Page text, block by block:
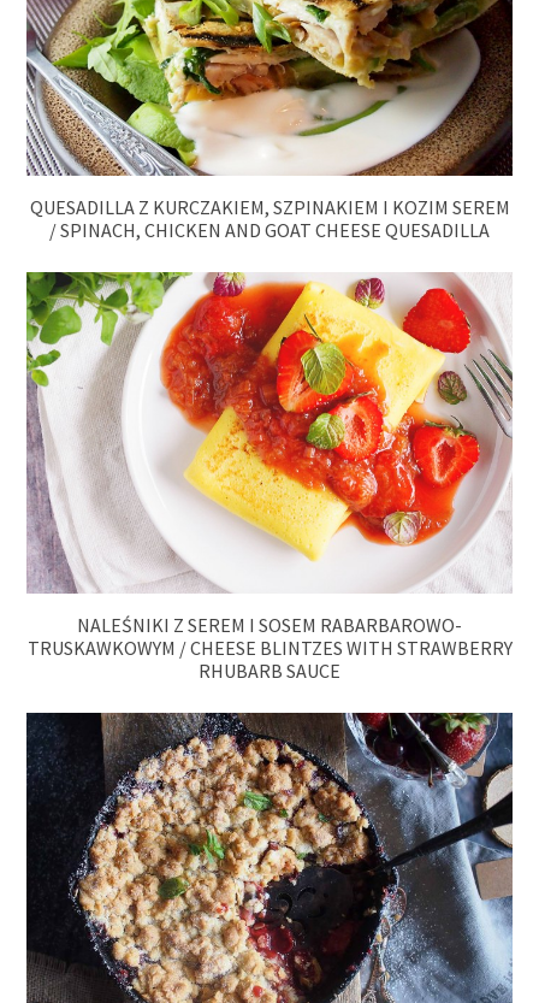
QUESADILLA Z KURCZAKIEM, SZPINAKIEM I KOZIM SEREM
/ SPINACH, CHICKEN AND GOAT CHEESE QUESADILLA
NALEŚNIKI Z SEREM I SOSEM RABARBAROWO-
TRUSKAWKOWYM / CHEESE BLINTZES WITH STRAWBERRY
RHUBARB SAUCE